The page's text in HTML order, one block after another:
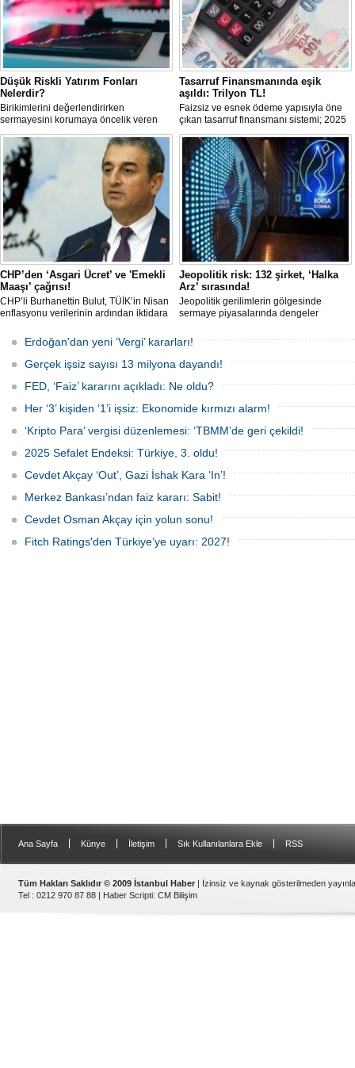
Düşük Riskli Yatırım Fonları
Nelerdir?
Birikimlerini değerlendirirken
sermayesini korumaya öncelik veren
yatırımcılar için düşük riskli fonlar
önemli bir alternatif sunar.
Tasarruf Finansmanında eşik
aşıldı: Trilyon TL!
Faizsiz ve esnek ödeme yapısıyla öne
çıkan tasarruf finansmanı sistemi; 2025
itibariyle trilyon TL’yi aşan işlem
hacmine ulaşarak ana akım bir finansal
modele dönüştü. Dar ve orta gelirli
kesime; ev ve araç sahibi olma yolunda
güçlü bir alternatif sunuyor.
CHP’den ‘Asgari Ücret’ ve 'Emekli
Maaşı’ çağrısı!
CHP’li Burhanettin Bulut, TÜİK’in Nisan
enflasyonu verilerinin ardından iktidara
yaptı. Bulut; hayat pahalılığı karşısında
mevcut gelirlerle geçinmenin mümkün
olmadığını belirtti.
Jeopolitik risk: 132 şirket, ‘Halka
Arz’ sırasında!
Jeopolitik gerilimlerin gölgesinde
sermaye piyasalarında dengeler
halka arz cephesine dikkat çekti.
2026’da artan belirsizliklere rağmen
132 şirketin halka arz için sırada
olduğu, finansmana erişimde zorlanan
firmaların borsaya yöneliminin
Erdoğan'dan yeni ‘Vergi’ kararları!
Gerçek işsiz sayısı 13 milyona dayandı!
FED, ‘Faiz’ kararını açıkladı: Ne oldu?
Her ‘3’ kişiden ‘1’i işsiz: Ekonomide kırmızı alarm!
‘Kripto Para’ vergisi düzenlemesi: ‘TBMM’de geri çekildi!
2025 Sefalet Endeksi: Türkiye, 3. oldu!
Cevdet Akçay ‘Out’, Gazi İshak Kara ‘In’!
Merkez Bankası’ndan faiz kararı: Sabit!
Cevdet Osman Akçay için yolun sonu!
Fitch Ratings'den Türkiye’ye uyarı: 2027!
Ana Sayfa Künye İletişim Sık Kullanılanlara Ekle RSS
Tüm Hakları Saklıdır © 2009 İstanbul Haber | İzinsiz ve kaynak gösterilmeden
Tel : 0212 970 87 88 | Haber Scripti: CM Bilişim